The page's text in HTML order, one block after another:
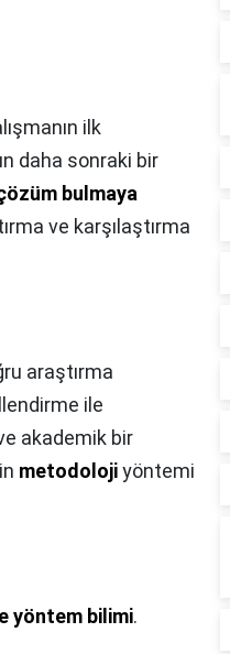
ilk
daha sonraki bir
bulmaya
ve karşılaştırma
araştırma
ile
akademik bir
metodolojiyöntemi
yöntem bilimi.